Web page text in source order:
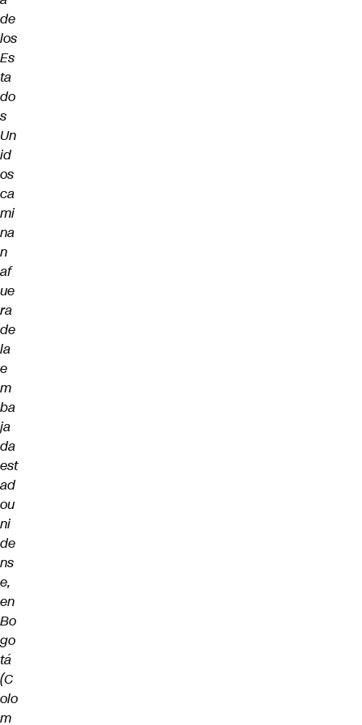
de
los
Es
ta
do
s
Un
id
os
ca
mi
na
n
af
ue
ra
de
la
e
m
ba
ja
da
est
ad
ou
ni
de
ns
e,
en
Bo
go
tá
(C
olo
m